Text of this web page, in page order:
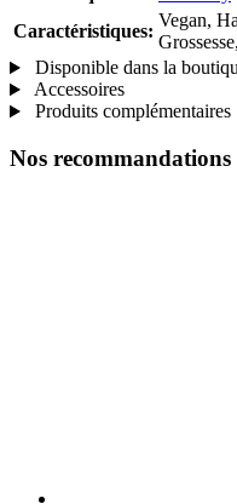
Caractéristiques:
Vegan,
Disponible dans la
Accessoires
Produits complémentaires
Nos recommandations